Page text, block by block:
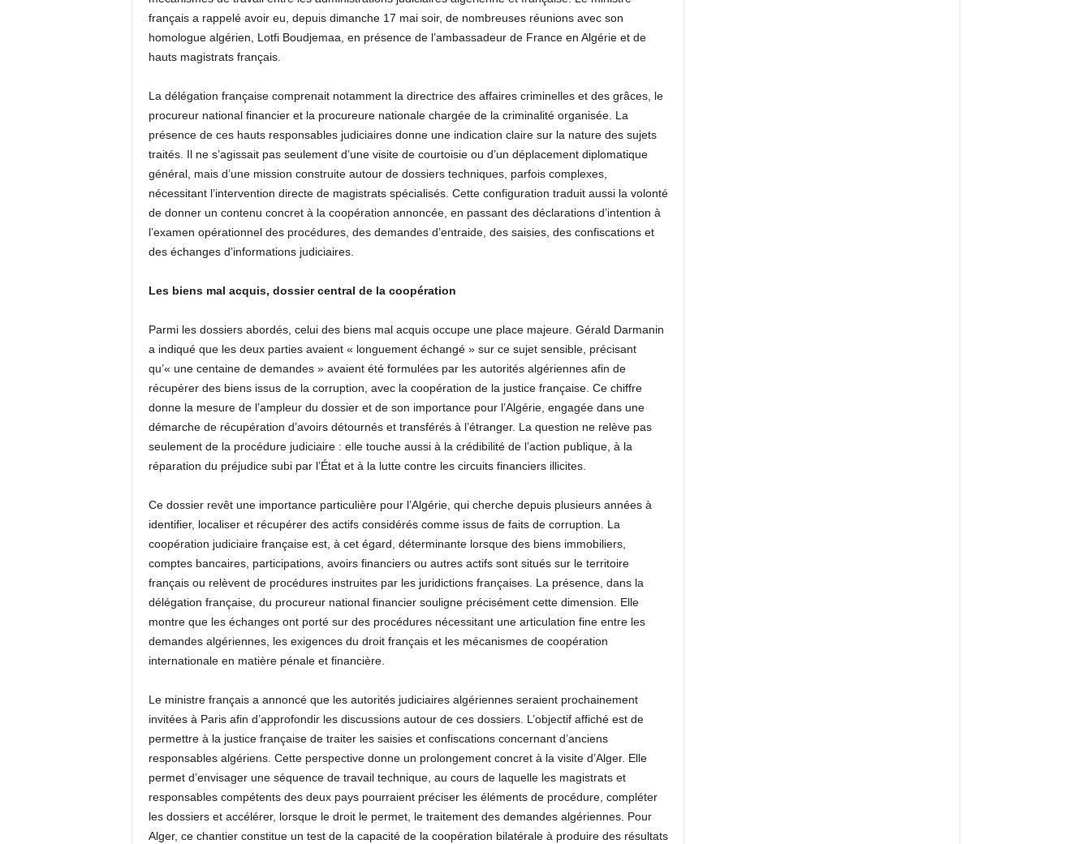
français a rappelé avoir eu, depuis dimanche 17 mai soir, de nombreuses réunions avec son
homologue algérien, Lotfi Boudjemaa, en présence de l’ambassadeur de France en Algérie et de
hauts magistrats français.
La délégation française comprenait notamment la directrice des affaires criminelles et des grâces, le
procureur national financier et la procureure nationale chargée de la criminalité organisée. La
présence de ces hauts responsables judiciaires donne une indication claire sur la nature des sujets
traités. Il ne s’agissait pas seulement d’une visite de courtoisie ou d’un déplacement diplomatique
général, mais d’une mission construite autour de dossiers techniques, parfois complexes,
nécessitant l’intervention directe de magistrats spécialisés. Cette configuration traduit aussi la volonté
de donner un contenu concret à la coopération annoncée, en passant des déclarations d’intention à
l’examen opérationnel des procédures, des demandes d’entraide, des saisies, des confiscations et
des échanges d’informations judiciaires.
Les biens mal acquis, dossier central de la coopération
Parmi les dossiers abordés, celui des biens mal acquis occupe une place majeure. Gérald Darmanin
a indiqué que les deux parties avaient « longuement échangé » sur ce sujet sensible, précisant
qu’« une centaine de demandes » avaient été formulées par les autorités algériennes afin de
récupérer des biens issus de la corruption, avec la coopération de la justice française. Ce chiffre
donne la mesure de l’ampleur du dossier et de son importance pour l’Algérie, engagée dans une
démarche de récupération d’avoirs détournés et transférés à l’étranger. La question ne relève pas
seulement de la procédure judiciaire : elle touche aussi à la crédibilité de l’action publique, à la
réparation du préjudice subi par l’État et à la lutte contre les circuits financiers illicites.
Ce dossier revêt une importance particulière pour l’Algérie, qui cherche depuis plusieurs années à
identifier, localiser et récupérer des actifs considérés comme issus de faits de corruption. La
coopération judiciaire française est, à cet égard, déterminante lorsque des biens immobiliers,
comptes bancaires, participations, avoirs financiers ou autres actifs sont situés sur le territoire
français ou relèvent de procédures instruites par les juridictions françaises. La présence, dans la
délégation française, du procureur national financier souligne précisément cette dimension. Elle
montre que les échanges ont porté sur des procédures nécessitant une articulation fine entre les
demandes algériennes, les exigences du droit français et les mécanismes de coopération
internationale en matière pénale et financière.
Le ministre français a annoncé que les autorités judiciaires algériennes seraient prochainement
invitées à Paris afin d’approfondir les discussions autour de ces dossiers. L’objectif affiché est de
permettre à la justice française de traiter les saisies et confiscations concernant d’anciens
responsables algériens. Cette perspective donne un prolongement concret à la visite d’Alger. Elle
permet d’envisager une séquence de travail technique, au cours de laquelle les magistrats et
responsables compétents des deux pays pourraient préciser les éléments de procédure, compléter
les dossiers et accélérer, lorsque le droit le permet, le traitement des demandes algériennes. Pour
Alger, ce chantier constitue un test de la capacité de la coopération bilatérale à produire des résultats